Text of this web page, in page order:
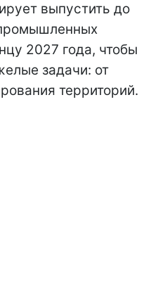
выпустить до
2027 года, чтобы
задачи: от
территорий.